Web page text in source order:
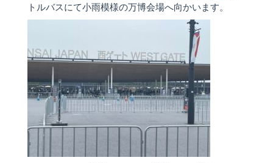
トルバスにて小雨模様の万博会場へ向かいます。